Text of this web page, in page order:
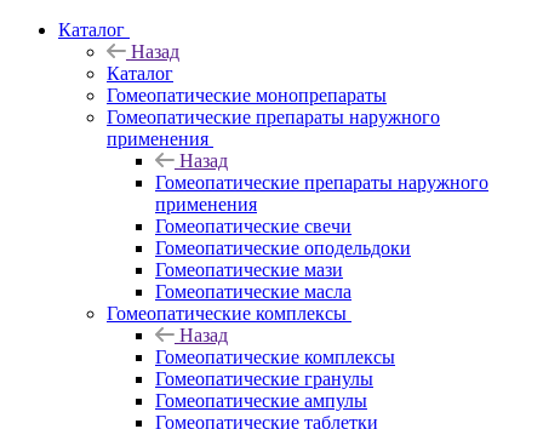
Каталог
Назад
Каталог
Гомеопатические монопрепараты
Гомеопатические препараты наружного
применения
Назад
Гомеопатические препараты наружного
применения
Гомеопатические свечи
Гомеопатические оподельдоки
Гомеопатические мази
Гомеопатические масла
Гомеопатические комплексы
Назад
Гомеопатические комплексы
Гомеопатические гранулы
Гомеопатические ампулы
Гомеопатические таблетки